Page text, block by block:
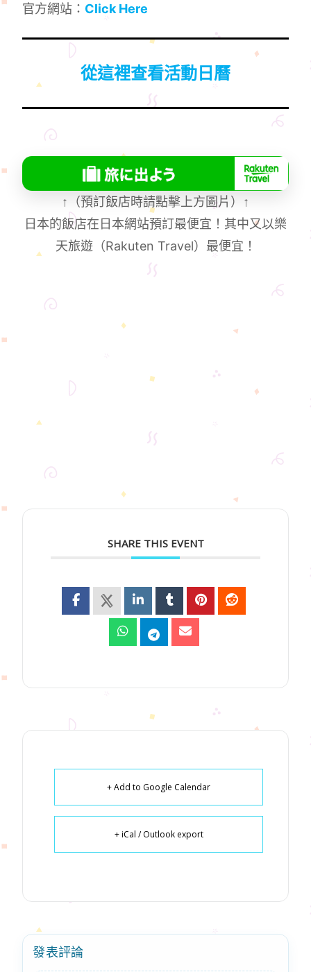
官方網站： Click Here
從這裡查看活動日曆
↑ （預訂飯店時請點擊上方圖片） ↑
日本的飯店在日本網站預訂最便宜！其中又以樂
天旅遊（Rakuten Travel）最便宜！
SHARE THIS EVENT
+ Add to Google Calendar
+ iCal / Outlook export
發表評論